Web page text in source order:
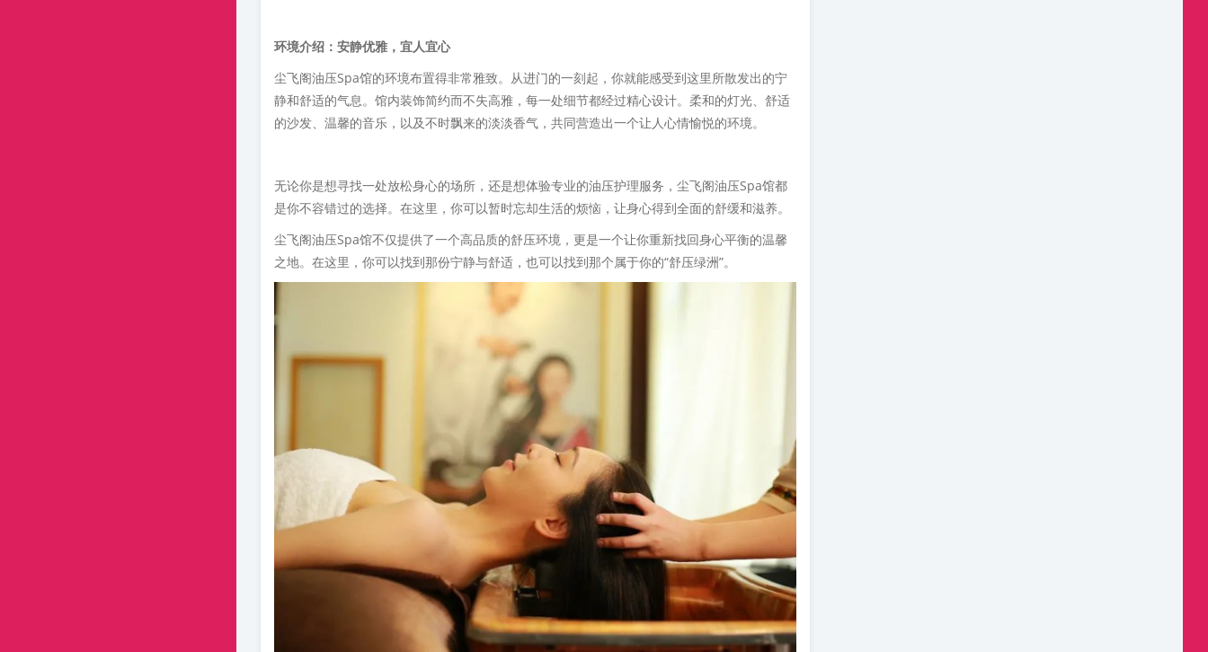
环境介绍：安静优雅，宜人宜心
尘飞阁油压Spa馆的环境布置得非常雅致。从进门的一刻起，你就能感受到这里所散发出的宁
静和舒适的气息。馆内装饰简约而不失高雅，每一处细节都经过精心设计。柔和的灯光、舒适
的沙发、温馨的音乐，以及不时飘来的淡淡香气，共同营造出一个让人心情愉悦的环境。
无论你是想寻找一处放松身心的场所，还是想体验专业的油压护理服务，尘飞阁油压Spa馆都
是你不容错过的选择。在这里，你可以暂时忘却生活的烦恼，让身心得到全面的舒缓和滋养。
尘飞阁油压Spa馆不仅提供了一个高品质的舒压环境，更是一个让你重新找回身心平衡的温馨
之地。在这里，你可以找到那份宁静与舒适，也可以找到那个属于你的“舒压绿洲”。